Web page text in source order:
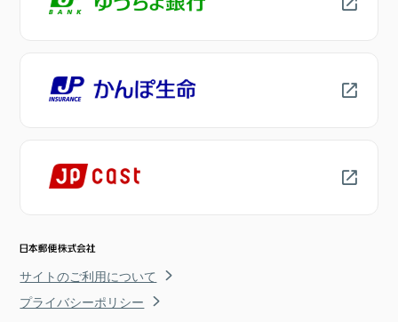
サイトのご利用について
プライバシーポリシー